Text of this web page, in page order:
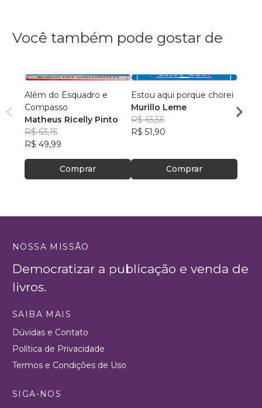
Você também pode gostar de
Além do Esquadro e
Compasso
Matheus Ricelly Pinto
R$ 63,15
R$ 49,99
Comprar
Estou aqui porque chorei
Murillo Leme
R$ 65,56
R$ 51,90
Comprar
dos
R$
NOSSA MISSÃO
Democratizar a publicação e venda de
livros.
SAIBA MAIS
Dúvidas e Contato
Política de Privacidade
Termos e Condições de Uso
SIGA-NOS